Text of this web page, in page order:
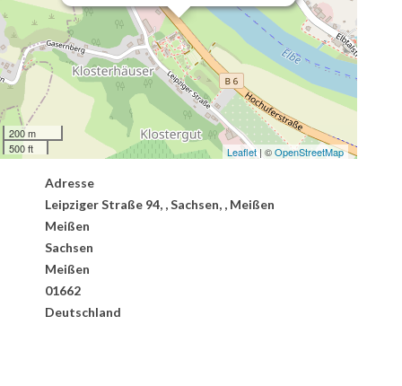
200 m
500 ft
Leaflet | ©OpenStreetMap
Adresse
Leipziger Straße 94, , Sachsen, , Meißen
Meißen
Sachsen
Meißen
01662
Deutschland